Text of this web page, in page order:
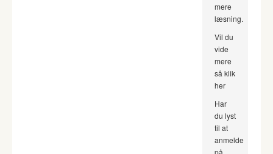
mere
læsning.
Vil du
vide
mere
så klik
her
Har
du lyst
til at
anmelde
på